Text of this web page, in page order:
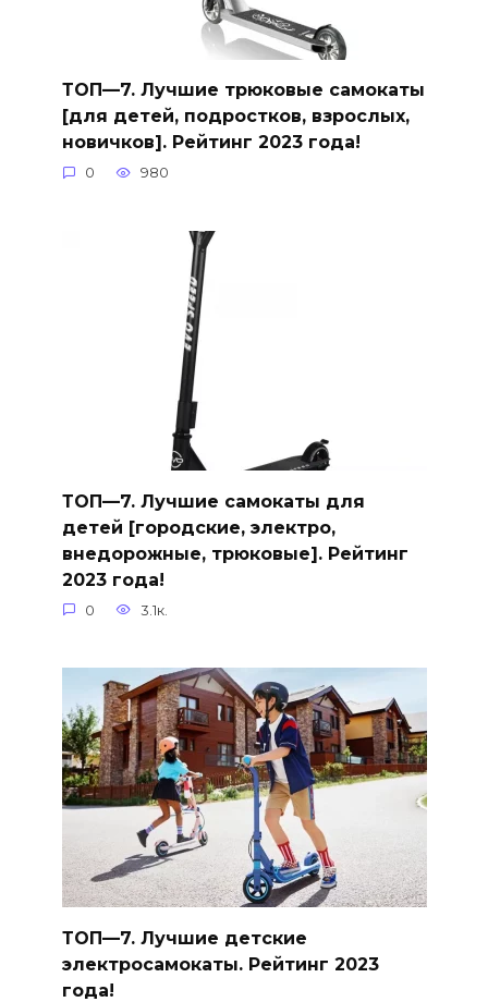
ТОП—7. Лучшие трюковые самокаты
[для детей, подростков, взрослых,
новичков]. Рейтинг 2023 года!
0 980
ТОП—7. Лучшие самокаты для
детей [городские, электро,
внедорожные, трюковые]. Рейтинг
2023 года!
0 3.1к.
ТОП—7. Лучшие детские
электросамокаты. Рейтинг 2023
года!